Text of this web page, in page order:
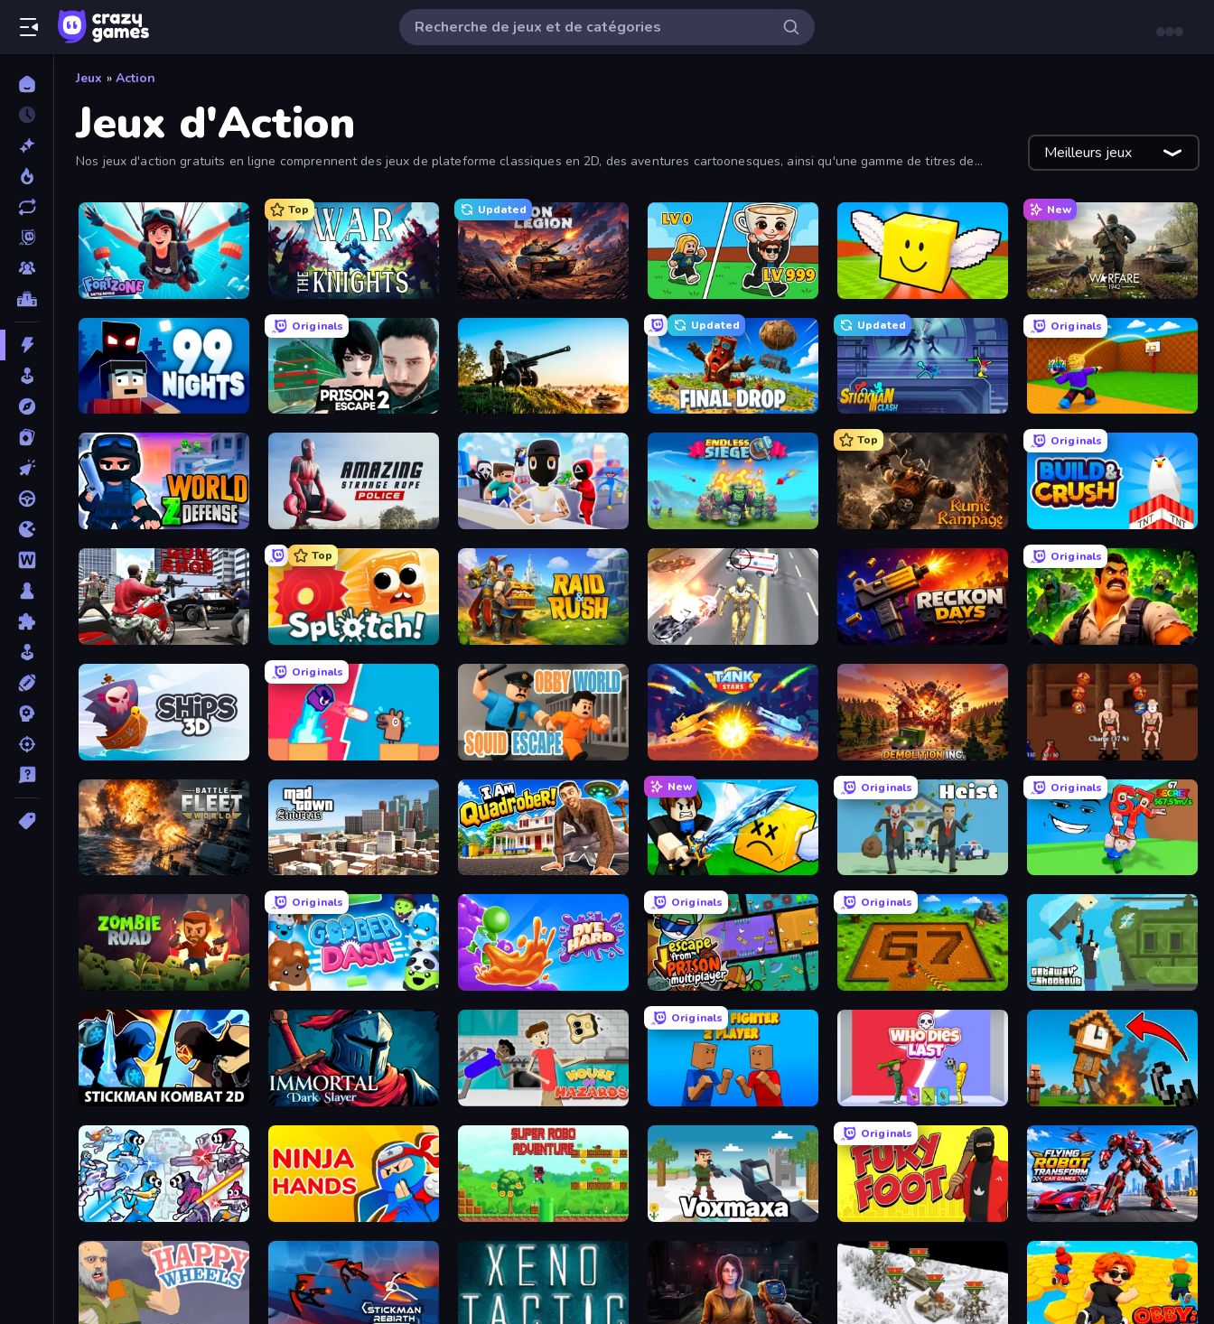
Jeux » Action
Jeux d'Action
Nos jeux d'action gratuits en ligne comprennent des jeux de plateforme classiques en 2D, des aventures cartoonesques, ainsi qu'une gamme de titres de
Meilleurs jeux
Fortzone Battle Royale
Top
War the Knights
Updated
Iron Legion Brainrot Arena Online Lucky Brainrot Blocks Online
New
Warfare 1942
99 Nights (Bloxd.io)
Originals
Prison Escape 2 Artillery Vs Tanks
Updated
Final Drop
Updated
Stickman Clash
Originals
Throw a Lucky Block
World Z Defense - Zombie Defense Amazing Strange Rope Police Endless Siege
Top
Runic Rampage
Originals
Grand Action Simulator: New York
Top
Splotch! Raid & Rush Super Crime Steel War Hero Reckon Days
Originals
Zombie Lab Escape
Ships 3D
Originals
Boom Slingers ReBoom Obby World: Squid Escape Tank Stars Demolition Inc. Swords and Sandals 2
Battle Fleet World Mad Town Andreas: Mafia Storie I Am Quadrober!
New Originals
Bank Heist
Originals
Escape Tsunami for Brainrots!
Zombie Road
Originals
Goober Dash Dye Hard
Originals
Escape From Prison Multiplayer
Originals
Obby: Dig Brainrots Getaway Shootout
Stickman Kombat 2D Immortal: Dark Slayer House of Hazards
Originals
Puppet Fighter 2 Player Who Dies Last? Noob Fuse
Space Wars Battleground Super Robo - Adventure Voxmaxa
Originals
Fury Foot Flying Robot Transform Car Games